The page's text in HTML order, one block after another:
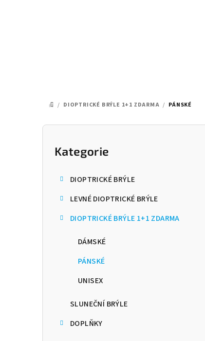
DOMŮ
/ DIOPTRICKÉ BRÝLE 1+1 ZDARMA / PÁNSKÉ
P
Přeskočit
kategorie
Kategorie
DIOPTRICKÉ BRÝLE
LEVNÉ DIOPTRICKÉ BRÝLE
DIOPTRICKÉ BRÝLE 1+1 ZDARMA
DÁMSKÉ
PÁNSKÉ
UNISEX
SLUNEČNÍ BRÝLE
DOPLŇKY